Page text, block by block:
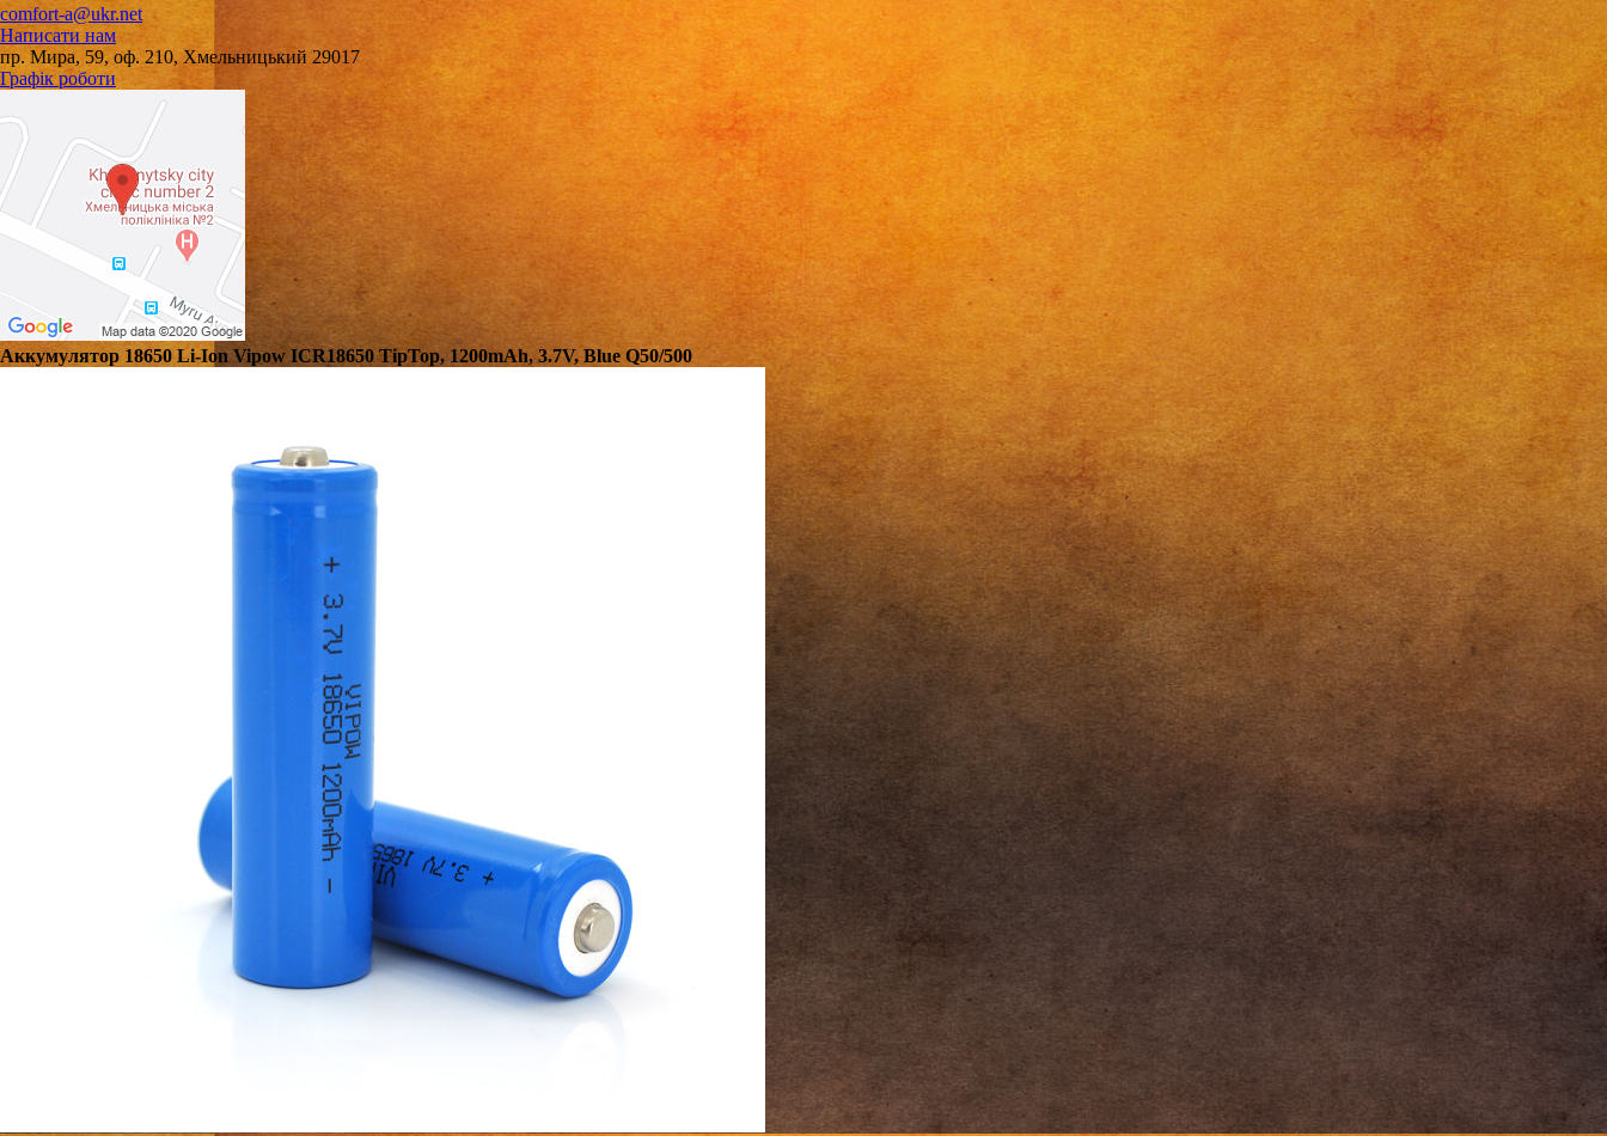
comfort-a@ukr.net
Написати нам
пр. Мира, 59, оф. 210, Хмельницький 29017
Графік роботи
Аккумулятор 18650 Li-Ion Vipow ICR18650 TipTop, 1200mAh, 3.7V, Blue Q50/500